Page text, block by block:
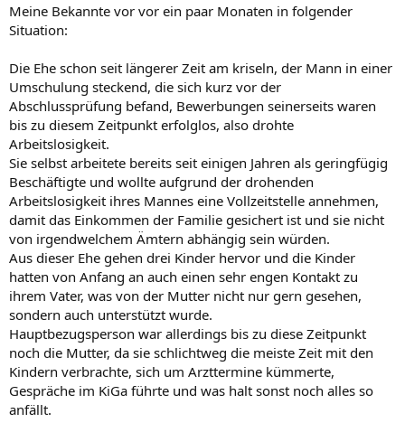
Meine Bekannte vor vor ein paar Monaten in folgender
Situation:
Die Ehe schon seit längerer Zeit am kriseln, der Mann in einer
Umschulung steckend, die sich kurz vor der
Abschlussprüfung befand, Bewerbungen seinerseits waren
bis zu diesem Zeitpunkt erfolglos, also drohte
Arbeitslosigkeit.
Sie selbst arbeitete bereits seit einigen Jahren als geringfügig
Beschäftigte und wollte aufgrund der drohenden
Arbeitslosigkeit ihres Mannes eine Vollzeitstelle annehmen,
damit das Einkommen der Familie gesichert ist und sie nicht
von irgendwelchem Ämtern abhängig sein würden.
Aus dieser Ehe gehen drei Kinder hervor und die Kinder
hatten von Anfang an auch einen sehr engen Kontakt zu
ihrem Vater, was von der Mutter nicht nur gern gesehen,
sondern auch unterstützt wurde.
Hauptbezugsperson war allerdings bis zu diese Zeitpunkt
noch die Mutter, da sie schlichtweg die meiste Zeit mit den
Kindern verbrachte, sich um Arzttermine kümmerte,
Gespräche im KiGa führte und was halt sonst noch alles so
anfällt.